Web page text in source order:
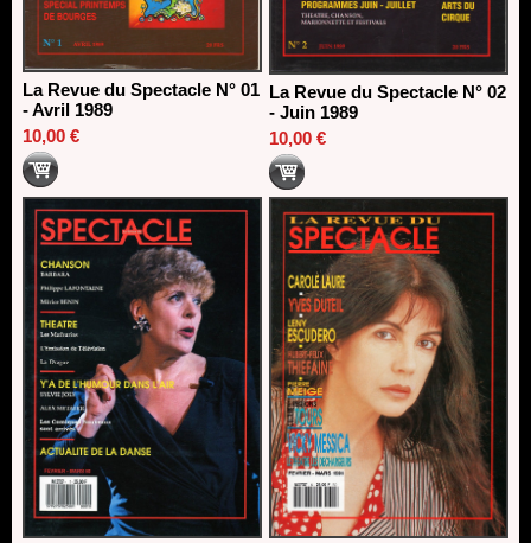
La Revue du Spectacle N° 01
- Avril 1989
10,00 €
La Revue du Spectacle N° 02
- Juin 1989
10,00 €